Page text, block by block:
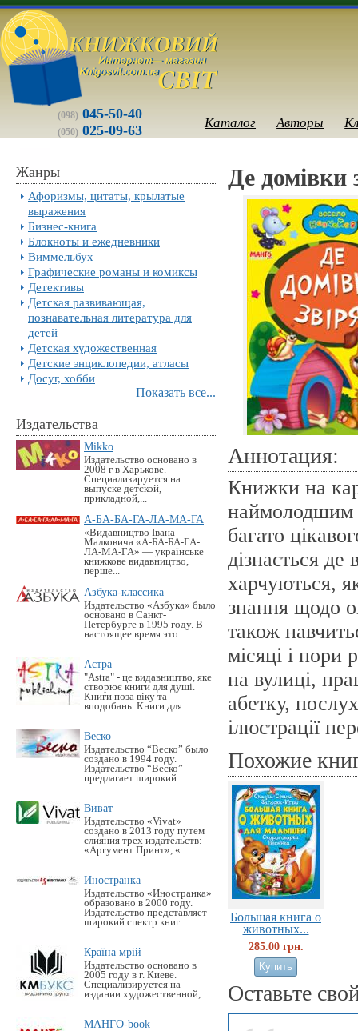
(098) 045-50-40
(050) 025-09-63 Каталог Авторы
Жанры
Афоризмы, цитаты, крылатые
выражения
Бизнес-книга
Блокноты и ежедневники
Виммельбух
Графические романы и комиксы
Детективы
Детская развивающая,
познавательная литература для
детей
Детская художественная
Детские энциклопедии, атласы
Досуг, хобби
Показать все...
Издательства
Mikko
Издательство основано в
2008 г в Харькове.
Специализируется на
выпуске детской,
прикладной,...
А-БА-БА-ГА-ЛА-МА-ГА
«Видавництво Івана
Малковича «А-БА-БА-ГА-
ЛА-МА-ГА» — українське
книжкове видавництво,
перше...
Азбука-классика
Издательство «Азбука» было
основано в Санкт-
Петербурге в 1995 году. В
настоящее время это...
Астра
"Astra" - це видавництво, яке
створює книги для душі.
Книги поза віку та
вподобань. Книги для...
Веско
Издательство “Веско” было
создано в 1994 году.
Издательство “Веско”
предлагает широкий...
Виват
Издательство «Vivat»
создано в 2013 году путем
слияния трех издательств:
«Аргумент Принт», «...
Иностранка
Издательство «Иностранка»
образовано в 2000 году.
Издательство представляет
широкий спектр книг...
Країна мрій
Издательство основано в
2005 году в г. Киеве.
Специализируется на
издании художественной,...
МАНГО-book
Де домiвки
Аннотация:
Книжки на
наймолодшим
багато
дізнається
харчуються,
знання щодо
також
місяці і пори
на вулиці,
абетку,
ілюстрації
Похожие
Большая книга о
животных...
285.00 грн.
Оставьте